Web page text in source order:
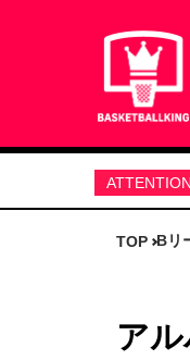
ATTENTION
TOP Bリ
ア